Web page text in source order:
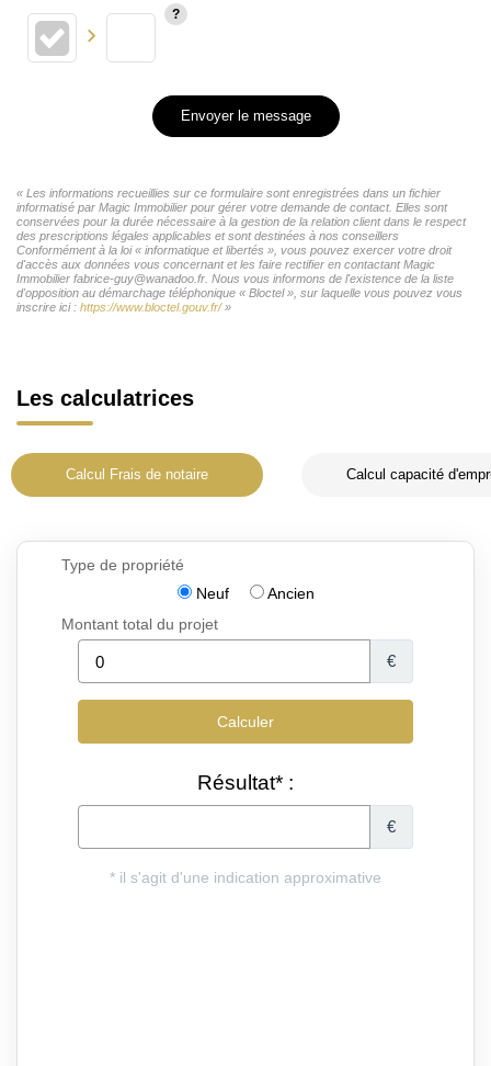
Envoyer le message
« Les informations recueillies sur ce formulaire sont enregistrées dans un fichier
informatisé par Magic Immobilier pour gérer votre demande de contact. Elles sont
conservées pour la durée nécessaire à la gestion de la relation client dans le respect
des prescriptions légales applicables et sont destinées à nos conseillers
Conformément à la loi « informatique et libertés », vous pouvez exercer votre droit
d'accès aux données vous concernant et les faire rectifier en contactant Magic
Immobilier fabrice-guy@wanadoo.fr. Nous vous informons de l'existence de la liste
d'opposition au démarchage téléphonique « Bloctel », sur laquelle vous pouvez vous
inscrire ici : https://www.bloctel.gouv.fr/»
Les calculatrices
Calcul Frais de notaire Calcul capacité